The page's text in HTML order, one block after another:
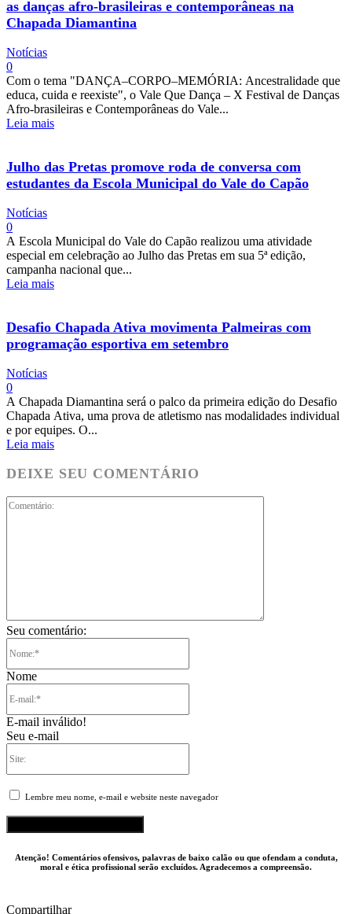
as danças afro-brasileiras e contemporâneas na
Chapada Diamantina
Notícias
0
Com o tema "DANÇA–CORPO–MEMÓRIA: Ancestralidade que
educa, cuida e reexiste", o Vale Que Dança – X Festival de Danças
Afro-brasileiras e Contemporâneas do Vale...
Leia mais
Julho das Pretas promove roda de conversa com
estudantes da Escola Municipal do Vale do Capão
Notícias
0
A Escola Municipal do Vale do Capão realizou uma atividade
especial em celebração ao Julho das Pretas em sua 5ª edição,
campanha nacional que...
Leia mais
Desafio Chapada Ativa movimenta Palmeiras com
programação esportiva em setembro
Notícias
0
A Chapada Diamantina será o palco da primeira edição do Desafio
Chapada Ativa, uma prova de atletismo nas modalidades individual
e por equipes. O...
Leia mais
DEIXE SEU COMENTÁRIO
Seu comentário:
Nome
E-mail inválido!
Seu e-mail
Lembre meu nome, e-mail e website neste navegador
Atenção! Comentários ofensivos, palavras de baixo calão ou que ofendam a conduta,
moral e ética profissional serão excluídos. Agradecemos a compreensão.
Compartilhar